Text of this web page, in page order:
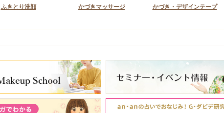
ふきとり洗顔 かづきマッサージ かづき・デザインテープ